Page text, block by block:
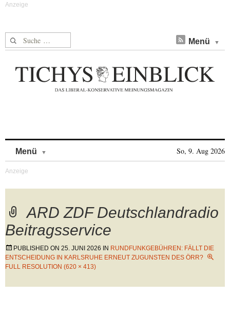
Suche nach: Menü
Menü So, 9. Aug 2026
ARD ZDF Deutschlandradio
Beitragsservice
PUBLISHED ON 25. JUNI 2026 IN RUNDFUNKGEBÜHREN: FÄLLT DIE
ENTSCHEIDUNG IN KARLSRUHE ERNEUT ZUGUNSTEN DES ÖRR?
FULL RESOLUTION (620 × 413)